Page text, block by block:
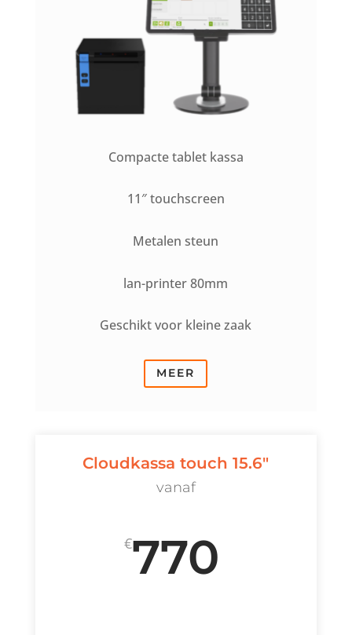
Compacte tablet kassa
11″ touchscreen
Metalen steun
lan-printer 80mm
Geschikt voor kleine zaak
MEER
Cloudkassa touch 15.6"
vanaf
€770